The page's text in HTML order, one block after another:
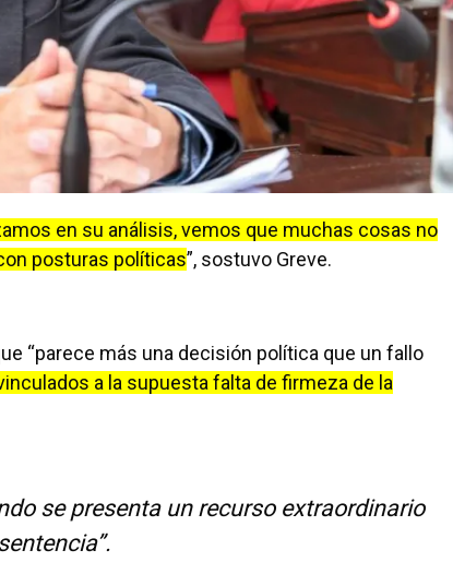
en su análisis, vemos que muchas cosas no
posturas políticas”, sostuvo Greve.
“parece más una decisión política que un fallo
a la supuesta falta de firmeza de la
se presenta un recurso extraordinario